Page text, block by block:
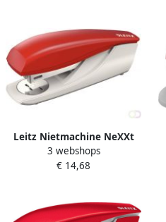
Leitz Nietmachine NeXXt
5500 30vel 24 6 rood
3 webshops
€ 14,68